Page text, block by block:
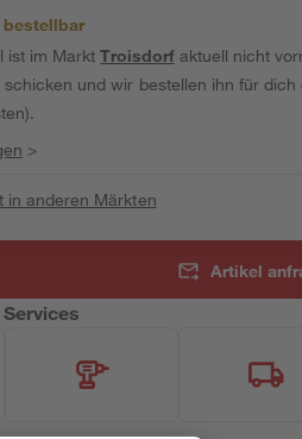
bestellbar
ist im MarktTroisdorfaktuell nicht
und wir bestellen ihn für dich
>
in anderen Märkten
Artikel